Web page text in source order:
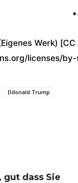
Werk) [CC
licenses/
Ddonald Trump
gut dass Sie